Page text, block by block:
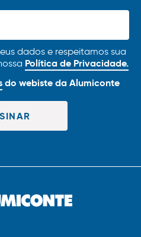
dados e respeitamos sua
Política de Privacidade.
do webiste da Alumiconte